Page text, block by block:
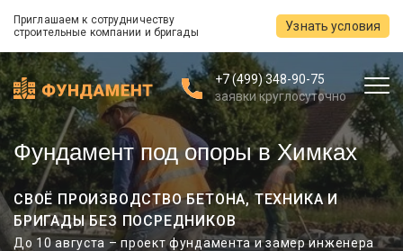
Приглашаем к сотрудничеству
строительные компании и бригады
Узнать условия
+7 (499) 348-90-75
заявки круглосуточно
Фундамент под опоры в Химках
СВОЁ ПРОИЗВОДСТВО БЕТОНА, ТЕХНИКА И
БРИГАДЫ БЕЗ ПОСРЕДНИКОВ
До 10 августа – проект фундамента и замер инженера